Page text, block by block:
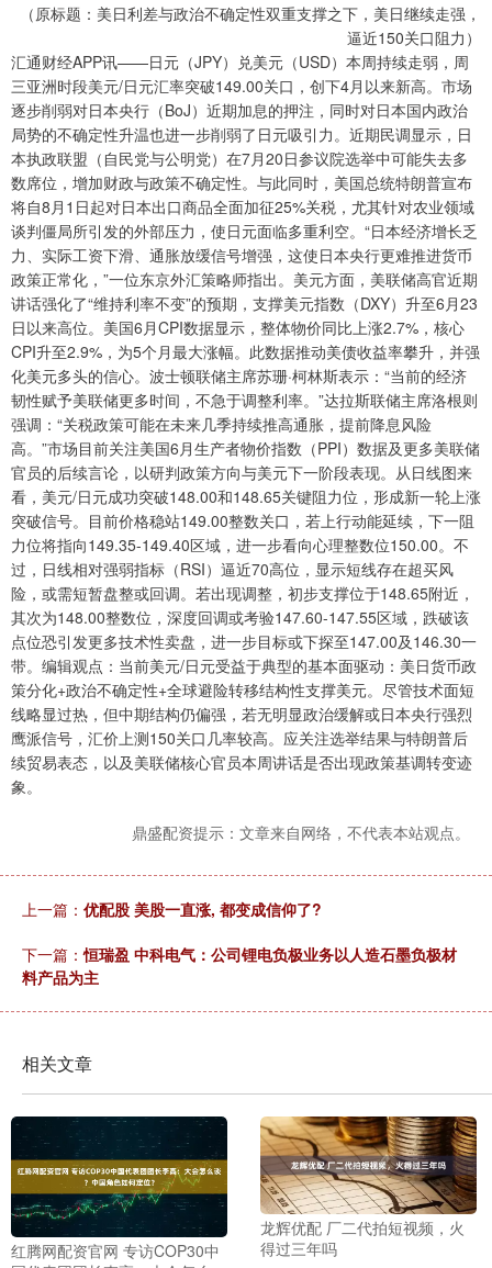
（原标题：美日利差与政治不确定性双重支撑之下，美日继续走强，
逼近150关口阻力）
汇通财经APP讯——日元（JPY）兑美元（USD）本周持续走弱，周
三亚洲时段美元/日元汇率突破149.00关口，创下4月以来新高。市场
逐步削弱对日本央行（BoJ）近期加息的押注，同时对日本国内政治
局势的不确定性升温也进一步削弱了日元吸引力。近期民调显示，日
本执政联盟（自民党与公明党）在7月20日参议院选举中可能失去多
数席位，增加财政与政策不确定性。与此同时，美国总统特朗普宣布
将自8月1日起对日本出口商品全面加征25%关税，尤其针对农业领域
谈判僵局所引发的外部压力，使日元面临多重利空。“日本经济增长乏
力、实际工资下滑、通胀放缓信号增强，这使日本央行更难推进货币
政策正常化，”一位东京外汇策略师指出。美元方面，美联储高官近期
讲话强化了“维持利率不变”的预期，支撑美元指数（DXY）升至6月23
日以来高位。美国6月CPI数据显示，整体物价同比上涨2.7%，核心
CPI升至2.9%，为5个月最大涨幅。此数据推动美债收益率攀升，并强
化美元多头的信心。波士顿联储主席苏珊·柯林斯表示：“当前的经济
韧性赋予美联储更多时间，不急于调整利率。”达拉斯联储主席洛根则
强调：“关税政策可能在未来几季持续推高通胀，提前降息风险
高。”市场目前关注美国6月生产者物价指数（PPI）数据及更多美联储
官员的后续言论，以研判政策方向与美元下一阶段表现。从日线图来
看，美元/日元成功突破148.00和148.65关键阻力位，形成新一轮上涨
突破信号。目前价格稳站149.00整数关口，若上行动能延续，下一阻
力位将指向149.35-149.40区域，进一步看向心理整数位150.00。不
过，日线相对强弱指标（RSI）逼近70高位，显示短线存在超买风
险，或需短暂盘整或回调。若出现调整，初步支撑位于148.65附近，
其次为148.00整数位，深度回调或考验147.60-147.55区域，跌破该
点位恐引发更多技术性卖盘，进一步目标或下探至147.00及146.30一
带。编辑观点：当前美元/日元受益于典型的基本面驱动：美日货币政
策分化+政治不确定性+全球避险转移结构性支撑美元。尽管技术面短
线略显过热，但中期结构仍偏强，若无明显政治缓解或日本央行强烈
鹰派信号，汇价上测150关口几率较高。应关注选举结果与特朗普后
续贸易表态，以及美联储核心官员本周讲话是否出现政策基调转变迹
象。
鼎盛配资提示：文章来自网络，不代表本站观点。
上一篇： 优配股 美股一直涨, 都变成信仰了?
下一篇：恒瑞盈 中科电气：公司锂电负极业务以人造石墨负极材
料产品为主
相关文章
红腾网配资官网 专访COP30中
龙辉优配 厂二代拍短视频，火
得过三年吗